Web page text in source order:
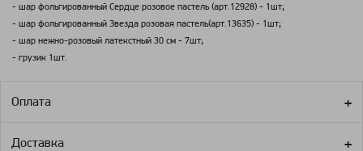
- шар фольгированный Сердце розовое пастель (арт.12928) - 1шт;
- шар фольгированный Звезда розовая пастель(арт.13635) - 1шт;
- шар нежно-розовый латекстный 30 см - 7шт;
- грузик 1шт.
Оплата
Доставка